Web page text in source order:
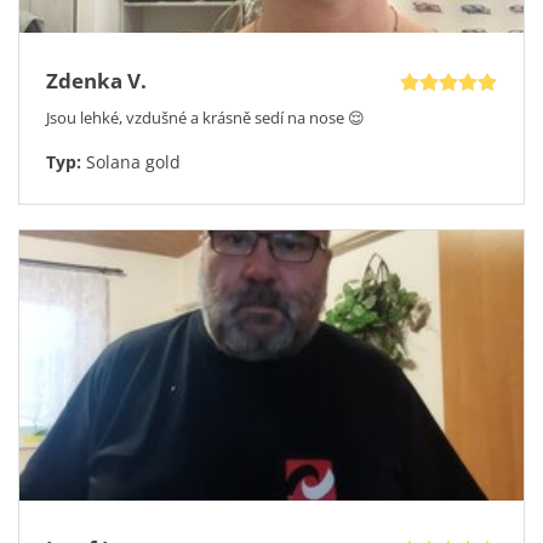
Zdenka V.
Jsou lehké, vzdušné a krásně sedí na nose 😌
Typ: Solana gold